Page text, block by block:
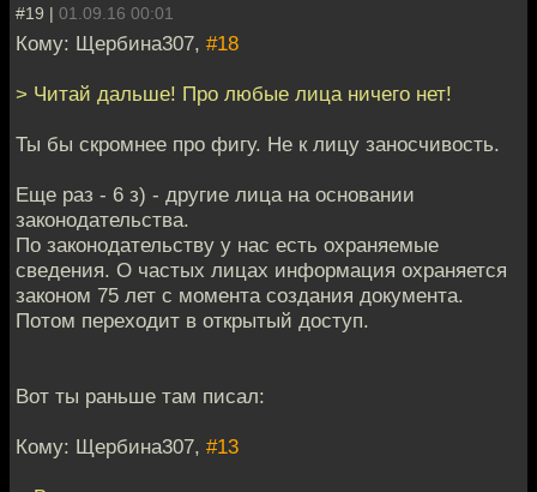
#19 | 01.09.16 00:01
Кому: Щербина307, #18
> Читай дальше! Про любые лица ничего нет!
Ты бы скромнее про фигу. Не к лицу заносчивость.
Еще раз - 6 з) - другие лица на основании
законодательства.
По законодательству у нас есть охраняемые
сведения. О частых лицах информация охраняется
законом 75 лет с момента создания документа.
Потом переходит в открытый доступ.
Вот ты раньше там писал:
Кому: Щербина307, #13